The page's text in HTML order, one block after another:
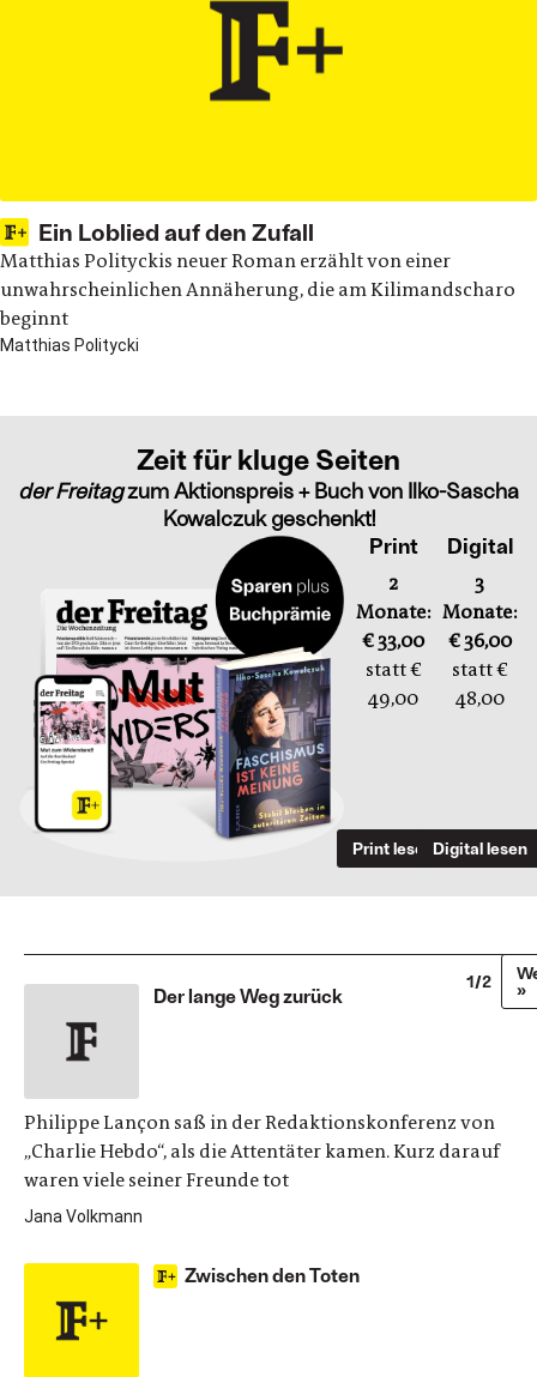
Ein Loblied auf den Zufall
Matthias Polityckis neuer Roman erzählt von einer
unwahrscheinlichen Annäherung, die am Kilimandscharo
beginnt
Matthias Politycki
Zeit für kluge Seiten
der Freitagzum Aktionspreis + Buch von Ilko-Sascha
Kowalczuk geschenkt!
Print
2
Monate:
€ 33,00
statt €
49,00
Print lesen
Digital
3
Monate:
€ 36,00
statt €
48,00
Digital lesen
Der lange Weg zurück
Philippe Lançon saß in der Redaktionskonferenz von
„Charlie Hebdo“, als die Attentäter kamen. Kurz darauf
waren viele seiner Freunde tot
Jana Volkmann
Zwischen den Toten
1/2
»